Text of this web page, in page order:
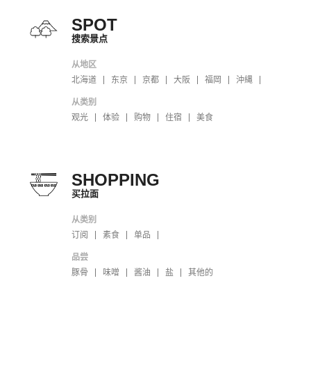
SPOT
搜索景点
从地区
北海道
东京 京都 大阪 福岡 沖縄
从类别
观光
体验 购物 住宿 美食
SHOPPING
买拉面
从类别
订阅
素食 单品
品尝
豚骨
味噌 酱油 盐 其他的